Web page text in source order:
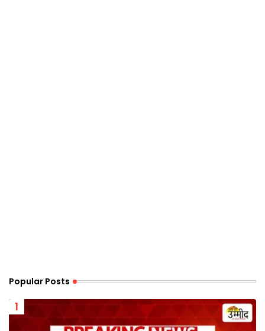
Popular Posts